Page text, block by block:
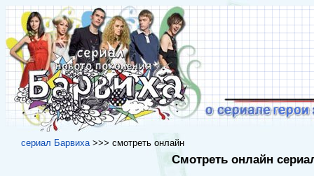
cериал Барвиха>>> cмотреть онлайн
Смотреть онлайн